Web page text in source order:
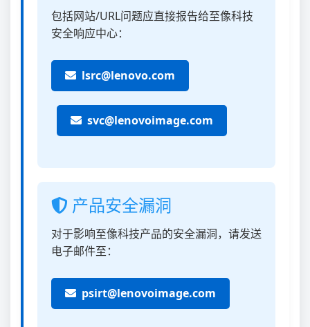
包括网站/URL问题应直接报告给至像科技
安全响应中心：
lsrc@lenovo.com
svc@lenovoimage.com
产品安全漏洞
对于影响至像科技产品的安全漏洞，请发送
电子邮件至：
psirt@lenovoimage.com